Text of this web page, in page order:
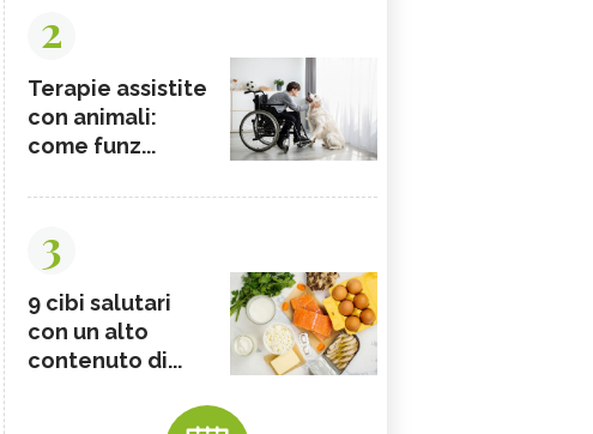
2
Terapie assistite
con animali:
come funz...
3
9 cibi salutari
con un alto
contenuto di...